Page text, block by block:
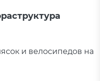
и велосипедов на